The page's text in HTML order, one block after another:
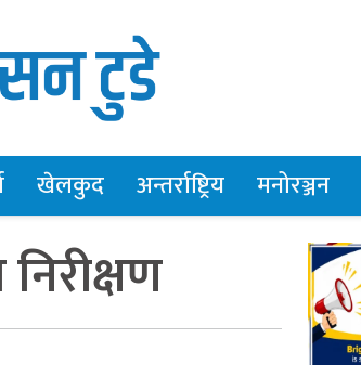
खेलकुद अन्तर्राष्ट्रिय मनोरञ्जन